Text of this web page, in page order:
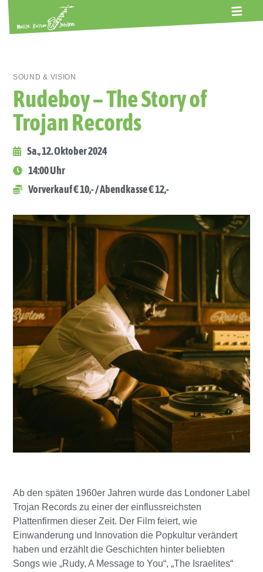
SOUND & VISION
Rudeboy – The Story of
Trojan Records
Sa., 12. Oktober 2024
14:00 Uhr
Vorverkauf € 10,- / Abendkasse € 12,-
Ab den späten 1960er Jahren wurde das Londoner Label
Trojan Records zu einer der einflussreichsten
Plattenfirmen dieser Zeit. Der Film feiert, wie
Einwanderung und Innovation die Popkultur verändert
haben und erzählt die Geschichten hinter beliebten
Songs wie „Rudy, A Message to You“, „The Israelites“